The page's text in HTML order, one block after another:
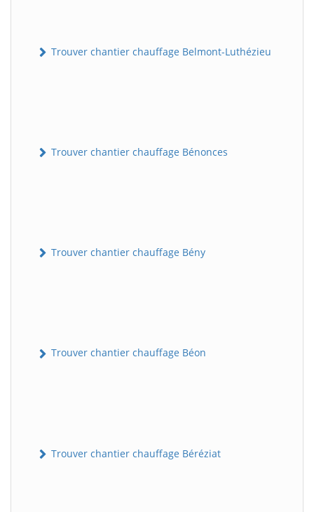
Trouver chantier chauffage Belmont-Luthézieu
Trouver chantier chauffage Bénonces
Trouver chantier chauffage Bény
Trouver chantier chauffage Béon
Trouver chantier chauffage Béréziat